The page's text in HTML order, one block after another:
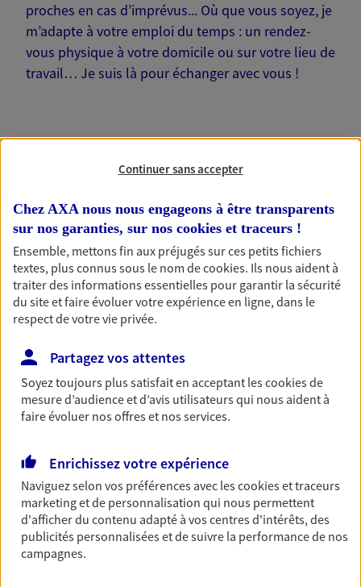
proches en cas d’imprévus... Où que vous soyez, je
m’adapte à votre emploi du temps : un rendez-
vous physique à votre domicile ou sur votre lieu de
travail… Je suis là pour échanger avec vous !
Nos offres phares
Épargne
Réalisez vos projets grâce à votre épargne : achat
immobilier, études des enfants ou voyage autour
du monde… Épargnez à votre rythme et
simplement, selon votre profil.
Retraite
Préparez sereinement ce nouveau chapitre de
votre vie avec les conseils d'un expert. Découvrez
Santé
Couvrez vos dépenses de santé ainsi que celles de
votre famille avec la complémentaire santé qui
vous ressemble.
Continuer sans accepter
Chez AXA nous nous engageons à être transparents
sur nos garanties, sur nos cookies et traceurs !
Ensemble, mettons fin aux préjugés sur ces petits fichiers
textes, plus connus sous le nom decookies. Ils nous aident à
traiter des informations essentielles pour garantir la sécurité
du site et faire évoluer votre expérience en ligne, dans le
respect de votre vie privée.
Partagez vos attentes
Soyez toujours plus satisfait en acceptant lescookiesde
mesure d’audience et d’avis utilisateurs qui nous aident à
faire évoluer nos offres et nos services.
Enrichissez votre expérience
Naviguez selon vos préférences avec lescookies et traceurs
marketing et de personnalisation qui nous permettent
d'afficher du contenu adapté à vos centres d'intérêts, des
publicités personnalisées et de suivre la performance de nos
campagnes.